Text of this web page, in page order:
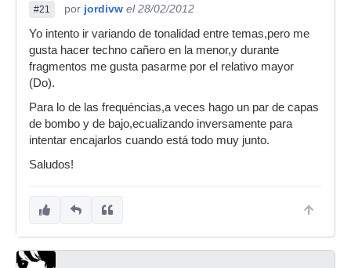
#21 por jordivw el 28/02/2012
Yo intento ir variando de tonalidad entre temas,pero me
gusta hacer techno cañero en la menor,y durante
fragmentos me gusta pasarme por el relativo mayor
(Do).
Para lo de las frequéncias,a veces hago un par de capas
de bombo y de bajo,ecualizando inversamente para
intentar encajarlos cuando está todo muy junto.
Saludos!